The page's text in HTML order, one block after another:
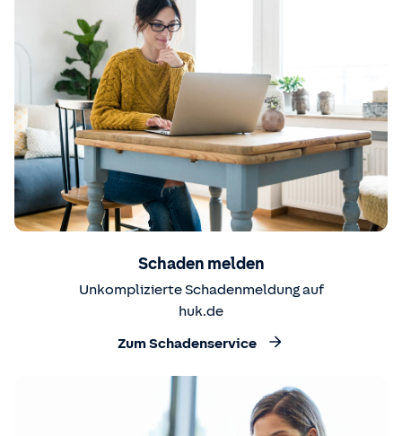
Schaden melden
Unkomplizierte Schadenmeldung auf
huk.de
Zum Schadenservice